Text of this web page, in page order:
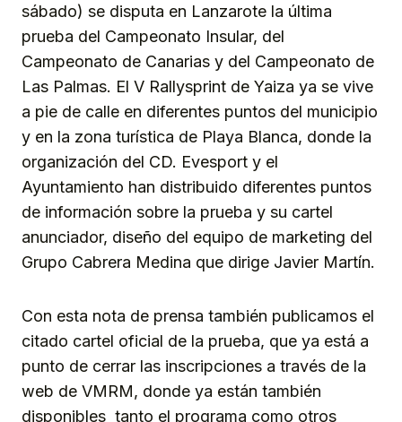
sábado) se disputa en Lanzarote la última
prueba del Campeonato Insular, del
Campeonato de Canarias y del Campeonato de
Las Palmas. El V Rallysprint de Yaiza ya se vive
a pie de calle en diferentes puntos del municipio
y en la zona turística de Playa Blanca, donde la
organización del CD. Evesport y el
Ayuntamiento han distribuido diferentes puntos
de información sobre la prueba y su cartel
anunciador, diseño del equipo de marketing del
Grupo Cabrera Medina que dirige Javier Martín.
Con esta nota de prensa también publicamos el
citado cartel oficial de la prueba, que ya está a
punto de cerrar las inscripciones a través de la
web de VMRM, donde ya están también
disponibles tanto el programa como otros